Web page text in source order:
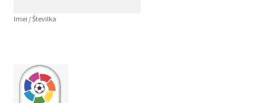
Imei / Številka